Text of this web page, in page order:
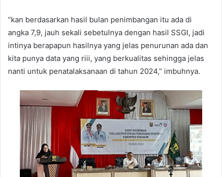
“kan berdasarkan hasil bulan penimbangan itu ada di
angka 7,9, jauh sekali sebetulnya dengan hasil SSGI, jadi
intinya berapapun hasilnya yang jelas penurunan ada dan
kita punya data yang riii, yang berkualitas sehingga jelas
nanti untuk penatalaksanaan di tahun 2024,” imbuhnya.